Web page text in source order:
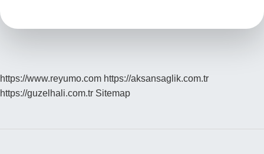
https://www.reyumo.com https://aksansaglik.com.tr
https://guzelhali.com.tr Sitemap